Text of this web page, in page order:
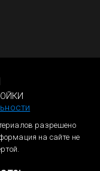
разрешено
на сайте не